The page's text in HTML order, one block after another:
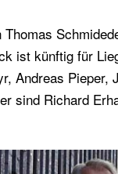
Thomas
ist künftig für
Andreas
sind Richard